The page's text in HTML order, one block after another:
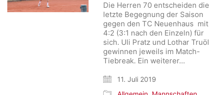
Die Herren 70 entscheiden die
letzte Begegnung der Saison
gegen den TC Neuenhaus mit
4:2 (3:1 nach den Einzeln) für
sich. Uli Pratz und Lothar Truöl
gewinnen jeweils im Match-
Tiebreak. Ein weiterer…
11. Juli 2019